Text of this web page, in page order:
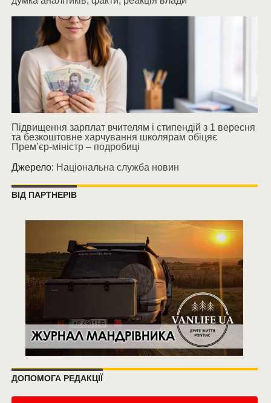
Підвищення зарплат вчителям і стипендій з 1 вересня
та безкоштовне харчування школярам обіцяє
Прем’єр-міністр – подробиці
Джерело: Національна служба новин
ВІД ПАРТНЕРІВ
ДОПОМОГА РЕДАКЦІЇ